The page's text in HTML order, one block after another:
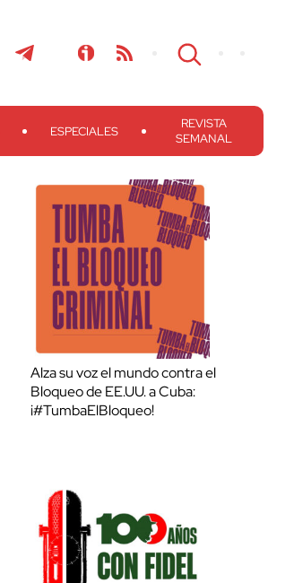
ESPECIALES
REVISTA
SEMANAL
Alza su voz el mundo contra el
Bloqueo de EE.UU. a Cuba:
¡#TumbaElBloqueo!